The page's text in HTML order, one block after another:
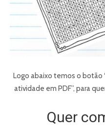
Logo abaixo temos o botão
atividade em PDF”, para
Quer